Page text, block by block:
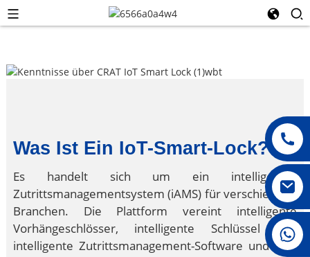
008615396811719
Was Ist Ein IoT-Smart-Lock?
Es handelt sich um ein intelligentes
Zutrittsmanagementsystem (iAMS) für verschiedene
Branchen. Die Plattform vereint intelligente
Vorhängeschlösser, intelligente Schlüssel und
intelligente Zutrittsmanagement-Software und zielt